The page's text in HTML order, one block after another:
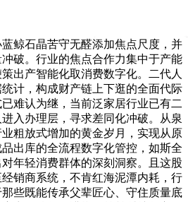
鲸石晶苦守无醛添加焦点尺度，并
破。行业的焦点合作力集中于产能
出产智能化取消费数字化。二代人
计，构成财产链上下逛的全面代际
难认为继，当前泛家居行业已有二
入办理层，寻求差同化冲破。从泉
粗放式增加的黄金岁月，实现从原
出库的全流程数字化管控，如斯全
年轻消费群体的深刻洞察。且这股
销商系统，不肯红海泥潭内耗，行
些既能传承父辈匠心、守住质量底